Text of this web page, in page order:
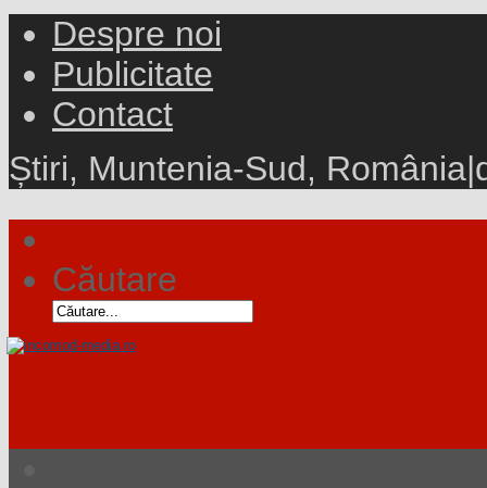
Despre noi
Publicitate
Contact
Știri, Muntenia-Sud, România|
Căutare